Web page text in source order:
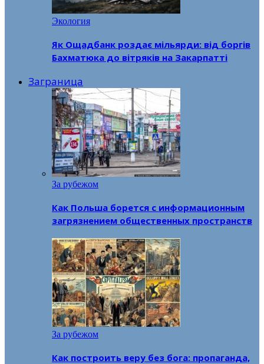
Экология
Як Ощадбанк роздає мільярди: від боргів
Бахматюка до вітряків на Закарпатті
Заграница
За рубежом
Как Польша борется с информационным
загрязнением общественных пространств
За рубежом
Как построить веру без бога: пропаганда,